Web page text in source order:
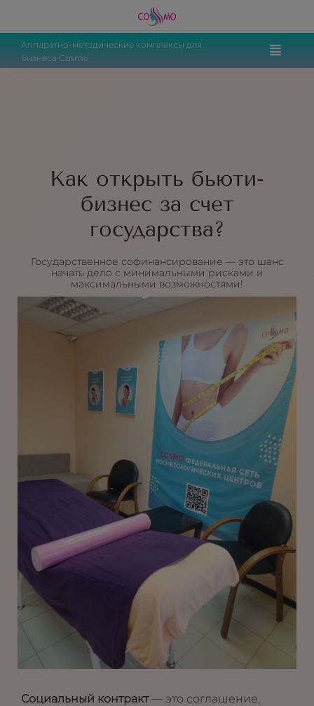
Аппаратно-методические комплексы для
бизнеса Cosmo
Как открыть бьюти-
бизнес за счет
государства?
Государственное софинансирование — это шанс
начать дело с минимальными рисками и
максимальными возможностями!
Социальный контракт— это соглашение,